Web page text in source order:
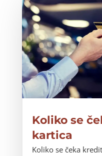
Koliko se
kartica
Koliko se čeka